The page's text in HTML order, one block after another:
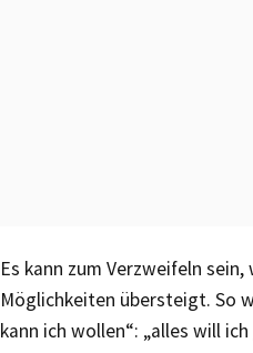
Es kann zum Verzweifeln
Möglichkeiten übersteigt. So
kann ich wollen“: „alles will